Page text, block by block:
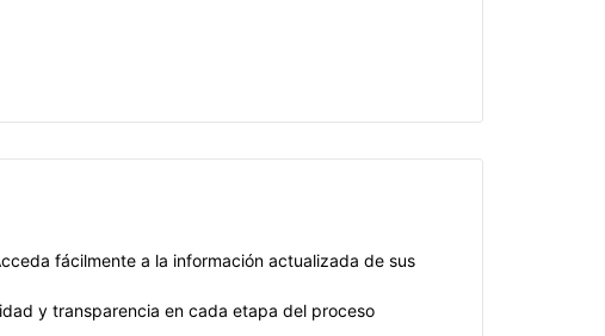
fácilmente a la información actualizada de sus
y transparencia en cada etapa del proceso